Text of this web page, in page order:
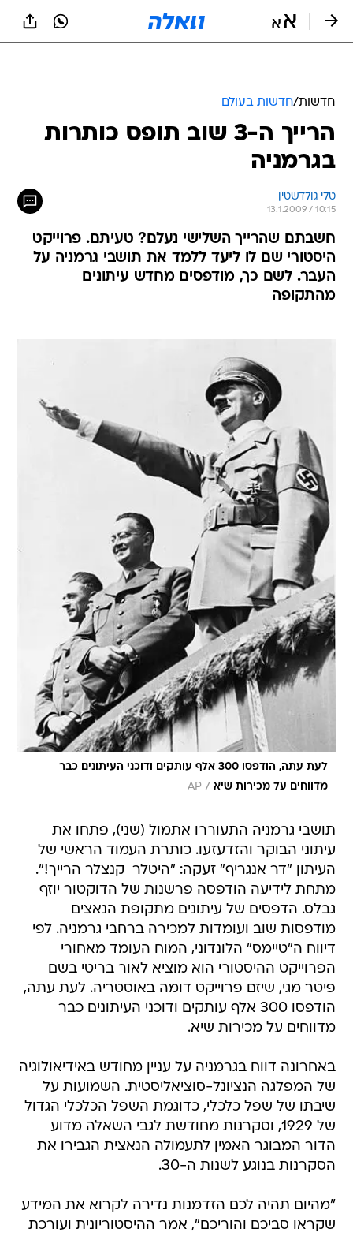
חדשות/חדשות בעולם
הרייך ה-3 שוב תופס כותרות
בגרמניה
טלי גולדשטין
13.1.2009 / 10:15
חשבתם שהרייך השלישי נעלם? טעיתם. פרוייקט
היסטורי שם לו ליעד ללמד את תושבי גרמניה על
העבר. לשם כך, מודפסים מחדש עיתונים
מהתקופה
לעת עתה, הודפסו 300 אלף עותקים ודוכני העיתונים כבר
מדווחים על מכירות שיא /
AP
תושבי גרמניה התעוררו אתמול (שני), פתחו את
עיתוני הבוקר והזדעזעו. כותרת העמוד הראשי של
העיתון "דר אנגריף" זעקה: "היטלר  קנצלר הרייך!".
מתחת לידיעה הודפסה פרשנות של הדוקטור יוזף
גבלס. הדפסים של עיתונים מתקופת הנאצים
מודפסות שוב ועומדות למכירה ברחבי גרמניה. לפי
דיווח ה"טיימס" הלונדוני, המוח העומד מאחורי
הפרוייקט ההיסטורי הוא מוציא לאור בריטי בשם
פיטר מגי, שיזם פרוייקט דומה באוסטריה. לעת עתה,
הודפסו 300 אלף עותקים ודוכני העיתונים כבר
מדווחים על מכירות שיא.
באחרונה דווח בגרמניה על עניין מחודש באידיאולוגיה
של המפלגה הנציונל-סוציאליסטית. השמועות על
שיבתו של שפל כלכלי, כדוגמת השפל הכלכלי הגדול
של 1929, וסקרנות מחודשת לגבי השאלה מדוע
הדור המבוגר האמין לתעמולה הנאצית הגבירו את
הסקרנות בנוגע לשנות ה-30.
"מהיום תהיה לכם הזדמנות נדירה לקרוא את המידע
שקראו סביכם והוריכם", אמר ההיסטוריונית ועורכת